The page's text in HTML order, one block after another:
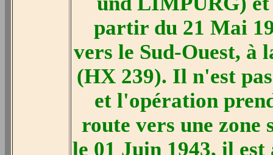
partir du 21 Mai
vers le Sud-Ouest, à
(HX 239). Il n'est
et l'opération
route vers une zone
le 01 Juin 1943, il